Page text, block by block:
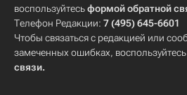
воспользуйтесьформой обратной
Телефон Редакции: 7 (495) 645-6601
Чтобы связаться с редакцией или
замеченных ошибках, воспользуйтесь
связи.